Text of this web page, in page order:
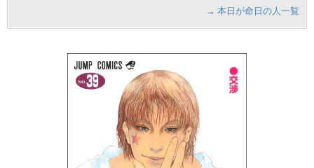
→ 本日が命日の人一覧